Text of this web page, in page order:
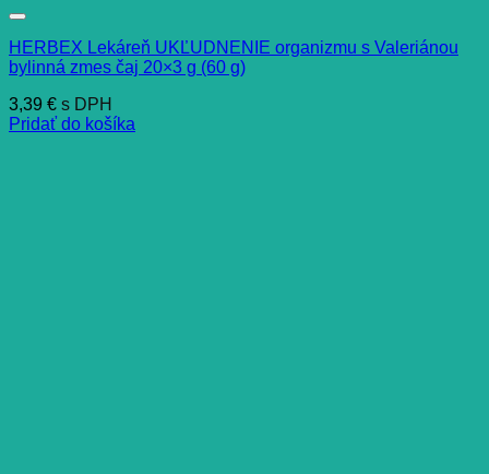
HERBEX Lekáreň UKĽUDNENIE organizmu s Valeriánou
bylinná zmes čaj 20×3 g (60 g)
3,39 € s DPH
Pridať do košíka